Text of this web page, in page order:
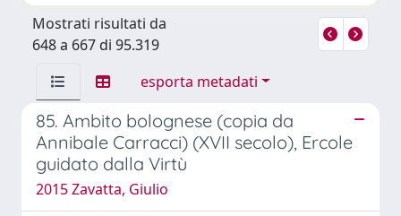
Mostrati risultati da
648 a 667 di 95.319
esporta metadati
85. Ambito bolognese (copia da
Annibale Carracci) (XVII secolo), Ercole
guidato dalla Virtù
2015 Zavatta, Giulio